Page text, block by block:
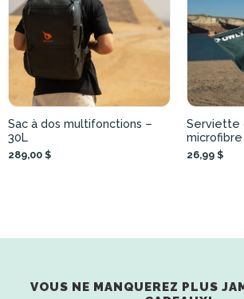
Sac à dos multifonctions –
30L
289,00 $
Serviette
microfibre
26,99 $
VOUS NE MANQUEREZ PLUS